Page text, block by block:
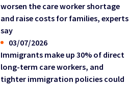
worsen the care worker shortage
and raise costs for families, experts
say
03/07/2026
Immigrants make up 30% of direct
long-term care workers, and
tighter immigration policies could